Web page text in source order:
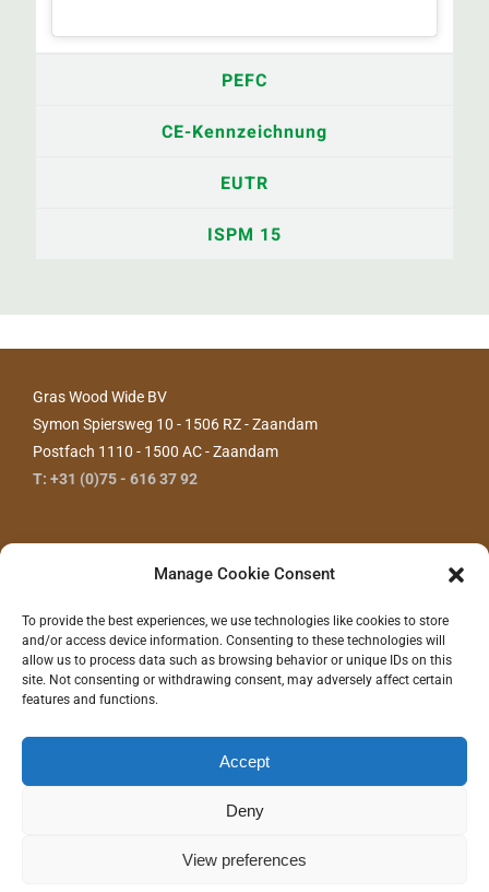
Manage Cookie Consent
To provide the best experiences, we use technologies like cookies to store
and/or access device information. Consenting to these technologies will
allow us to process data such as browsing behavior or unique IDs on this
site. Not consenting or withdrawing consent, may adversely affect certain
features and functions.
Accept
Deny
View preferences
PEFC
CE-Kennzeichnung
EUTR
ISPM 15
Gras Wood Wide BV
Symon Spiersweg 10 - 1506 RZ - Zaandam
Postfach 1110 - 1500 AC - Zaandam
T: +31 (0)75 - 616 37 92
2026 - Gras Wood Wide BV |Privacyverklaring
Hilde